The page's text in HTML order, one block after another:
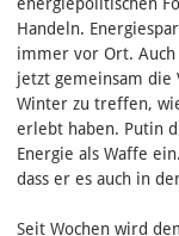
Handeln.
immer vor Ort. Auch
jetzt gemeinsam
Winter zu treffen,
erlebt haben. Putin
Energie als Waffe
dass er es auch in
Seit Wochen wird